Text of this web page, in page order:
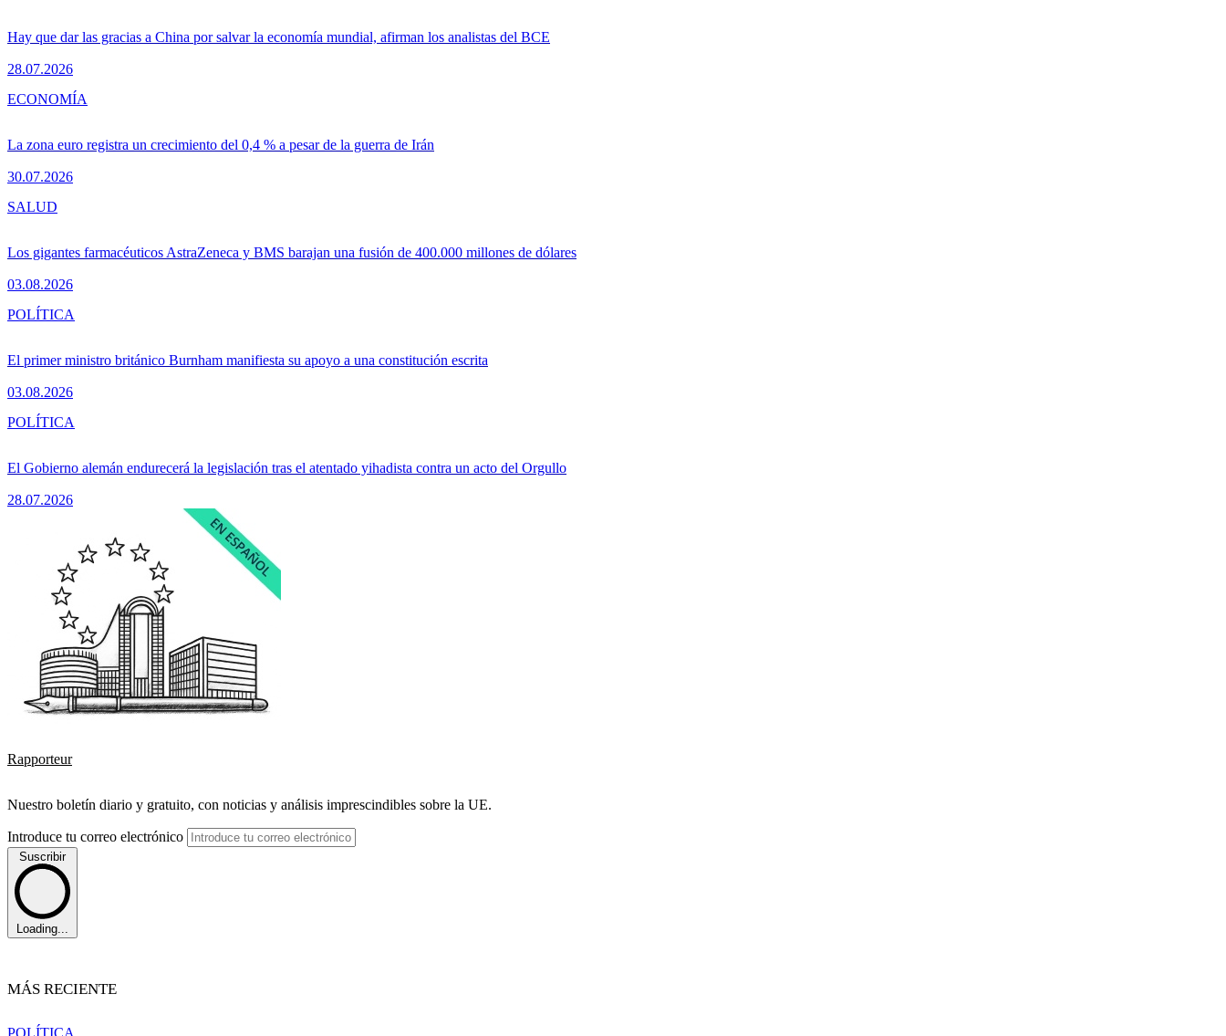
Hay que dar las gracias a China por salvar la economía mundial, afirman los analistas del BCE
28.07.2026
La zona euro registra un crecimiento del 0,4 % a pesar de la guerra de Irán
30.07.2026
ECONOMÍA
Los gigantes farmacéuticos AstraZeneca y BMS barajan una fusión de 400.000 millones de dólares
03.08.2026
SALUD
El primer ministro británico Burnham manifiesta su apoyo a una constitución escrita
03.08.2026
POLÍTICA
El Gobierno alemán endurecerá la legislación tras el atentado yihadista contra un acto del Orgullo
28.07.2026
POLÍTICA
Rapporteur
Nuestro boletín diario y gratuito, con noticias y análisis imprescindibles sobre la UE.
Introduce tu correo electrónico
Suscribir
Loading...
MÁS RECIENTE